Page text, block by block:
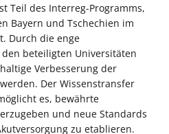
Teil des Interreg-Programms,
Bayern und Tschechien im
Durch die enge
beteiligten Universitäten
Verbesserung der
Der Wissenstransfer
es, bewährte
und neue Standards
zu etablieren.